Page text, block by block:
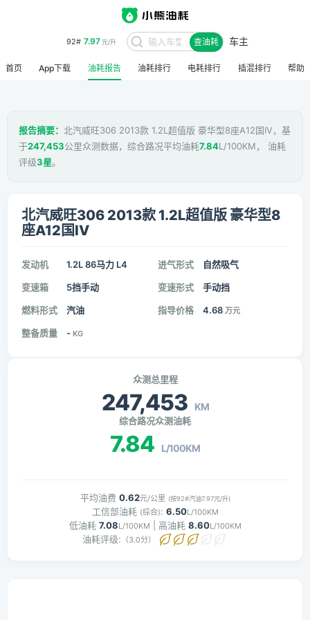
92# 7.97元/升 查油耗 车主
首页 App下载 油耗报告 油耗排行 电耗排行 插混排行 帮助
报告摘要： 北汽威旺306 2013款 1.2L超值版 豪华型8座A12国IV，基
于247,453公里众测数据，综合路况平均油耗7.84L/100KM， 油耗
评级3星。
北汽威旺306 2013款 1.2L超值版 豪华型8
座A12国IV
发动机 1.2L 86马力 L4 进气形式 自然吸气
变速箱 5挡手动 变速形式 手动挡
燃料形式 汽油 指导价格 4.68 万元
整备质量 - KG
众测总里程
247,453 KM
综合路况众测油耗
7.84 L/100KM
平均油费 0.62元/公里 (按92#汽油7.97元/升)
工信部油耗 (综合): 6.50L/100KM
低油耗 7.08L/100KM | 高油耗 8.60L/100KM
油耗评级: （3.0分）